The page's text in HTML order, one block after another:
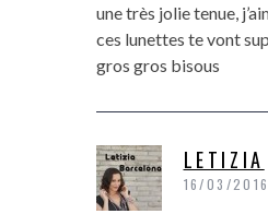
une très jolie tenue,
ces lunettes te vont
gros gros bisous
LETIZIA
16/03/